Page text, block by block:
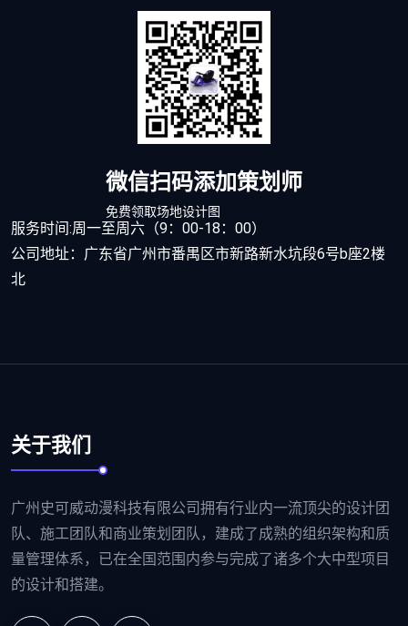
微信扫码添加策划师
免费领取场地设计图
服务时间:周一至周六（9：00-18：00）
公司地址：广东省广州市番禺区市新路新水坑段6号b座2楼
北
关于我们
广州史可威动漫科技有限公司拥有行业内一流顶尖的设计团
队、施工团队和商业策划团队，建成了成熟的组织架构和质
量管理体系，已在全国范围内参与完成了诸多个大中型项目
的设计和搭建。